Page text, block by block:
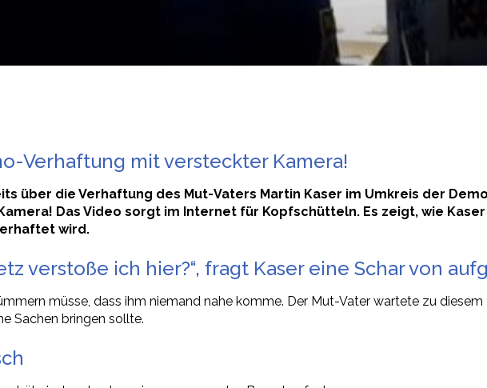
Verhaftung mit versteckter Kamera!
über die Verhaftung des Mut-Vaters Martin Kaser im Umkreis der
Das Video sorgt im Internet für Kopfschütteln. Es zeigt, wie
wird.
verstoße ich hier?“, fragt Kaser eine Schar von
müsse, dass ihm niemand nahe komme. Der Mut-Vater wartete zu
Sachen bringen sollte.